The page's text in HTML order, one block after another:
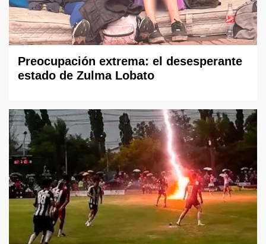
Preocupación extrema: el desesperante
estado de Zulma Lobato